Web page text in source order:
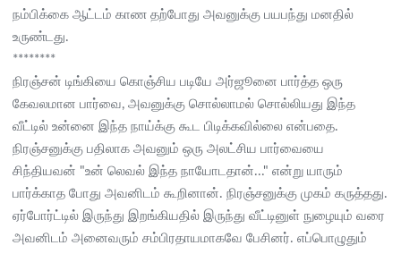
நம்பிக்கை ஆட்டம் காண தற்போது அவனுக்கு பயபந்து மனதில்
உருண்டது.
********
நிரஞ்சன் டிங்கியை கொஞ்சிய படியே அர்ஜூனை பார்த்த ஒரு
கேவலமான பார்வை, அவனுக்கு சொல்லாமல் சொல்லியது இந்த
வீட்டில் உன்னை இந்த நாய்க்கு கூட பிடிக்கவில்லை என்பதை.
நிரஞ்சனுக்கு பதிலாக அவனும் ஒரு அலட்சிய பார்வையை
சிந்தியவன் "உன் லெவல் இந்த நாயோடதான்..." என்று யாரும்
பார்க்காத போது அவனிடம் கூறினான். நிரஞ்சனுக்கு முகம் கருத்தது.
ஏர்போர்ட்டில் இருந்து இறங்கியதில் இருந்து வீட்டினுள் நுழையும் வரை
அவனிடம் அனைவரும் சம்பிரதாயமாகவே பேசினர். எப்பொழுதும்